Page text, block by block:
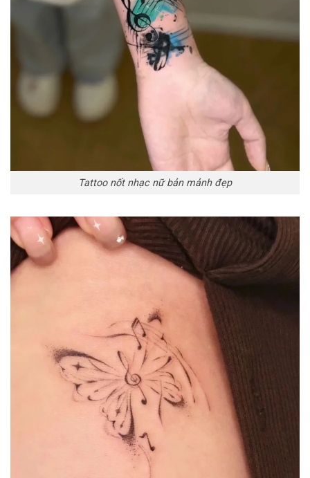
Tattoo nốt nhạc nữ bản mảnh đẹp